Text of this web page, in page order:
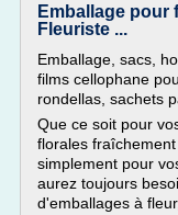
Emballage pour
Fleuriste ...
Emballage, sacs,
films cellophane
rondellas, sachets
Que ce soit pour
florales
simplement pour
aurez toujours
d'emballages à